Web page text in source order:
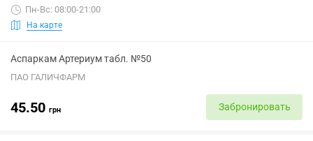
Пн-Вс: 08:00-21:00
На карте
Аспаркам Артериум табл. №50
ПАО ГАЛИЧФАРМ
45.50 грн Забронировать